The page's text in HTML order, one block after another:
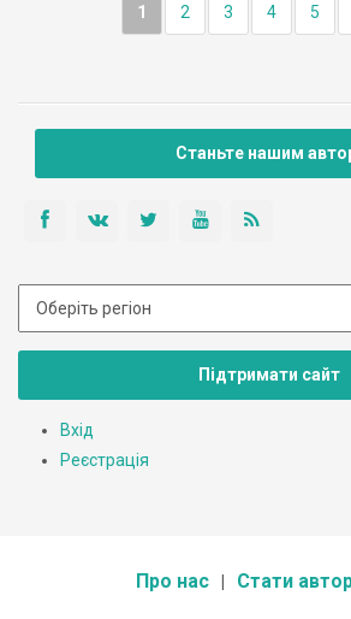
1 2 3 4 5
Станьте нашим
Підтримати сайт
Вхід
Реєстрація
Про нас Стати